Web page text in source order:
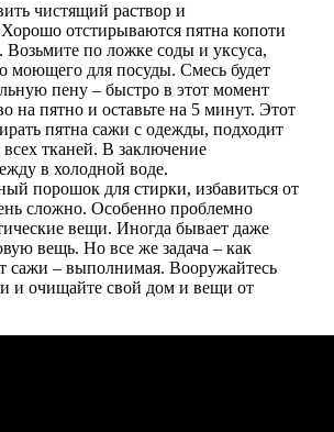
чистящий раствор и
Хорошо отстирываются пятна копоти
Возьмите по ложке соды и уксуса,
моющего для посуды. Смесь будет
пену – быстро в этот момент
на пятно и оставьте на 5 минут. Этот
пятна сажи с одежды, подходит
тканей. В заключение
в холодной воде.
порошок для стирки, избавиться от
сложно. Особенно проблемно
вещи. Иногда бывает даже
вещь. Но все же задача – как
сажи – выполнимая. Вооружайтесь
и очищайте свой дом и вещи от